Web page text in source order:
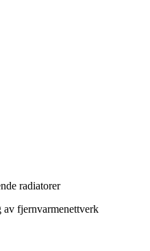
radiatorer
fjernvarmenettverk